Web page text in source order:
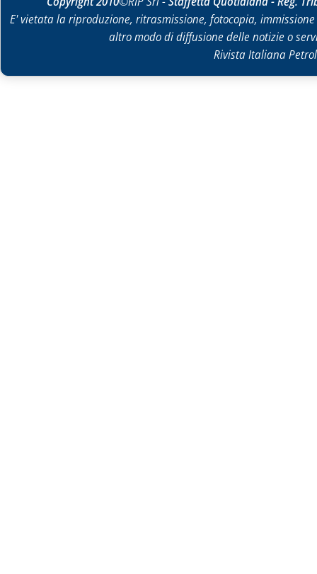
E' vietata la riproduzione, ritrasmissione, fotocopia,
altro modo di diffusione delle notizie o
Rivista Italiana